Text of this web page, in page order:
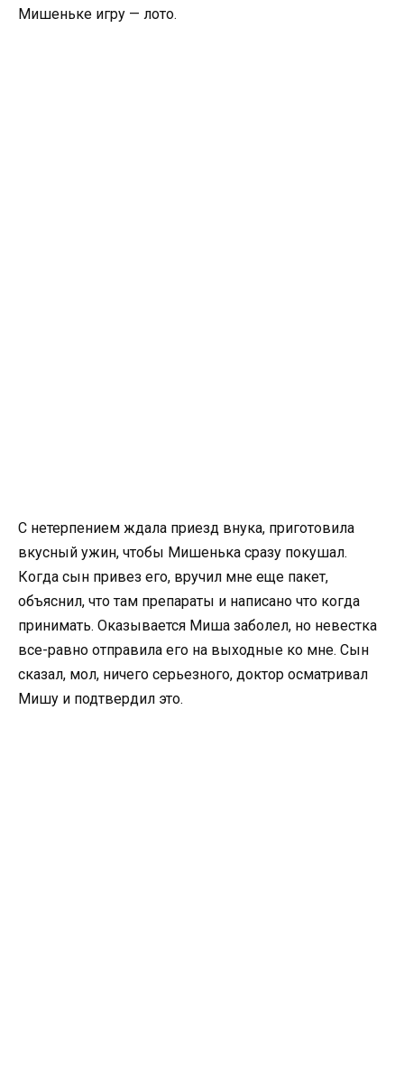
Мишеньке игру — лото.
С нетерпением ждала приезд внука, приготовила
вкусный ужин, чтобы Мишенька сразу покушал.
Когда сын привез его, вручил мне еще пакет,
объяснил, что там препараты и написано что когда
принимать. Оказывается Миша заболел, но невестка
все-равно отправила его на выходные ко мне. Сын
сказал, мол, ничего серьезного, доктор осматривал
Мишу и подтвердил это.